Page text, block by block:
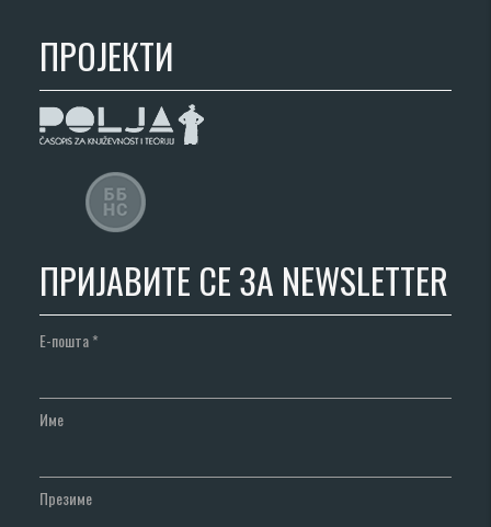
ПРОЈЕКТИ
ПРИЈАВИТЕ СЕ ЗА NEWSLETTER
Е-пошта*
Име
Презиме